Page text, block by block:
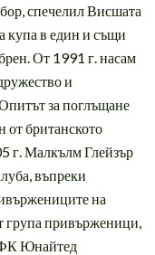
спечелил Висшата
купа в един и същи
От 1991 г. насам
и
за поглъщане
от британското
г. Малкълм Глейзър
въпреки
на
група привърженици,
ФК Юнайтед